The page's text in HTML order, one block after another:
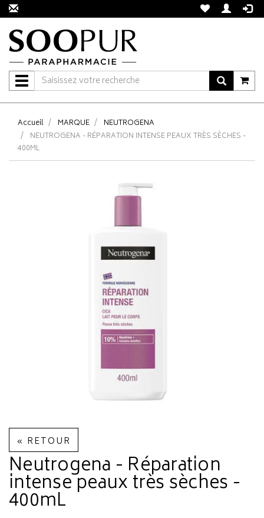
Navigation
Accueil MARQUE
NEUTROGENA
NEUTROGENA - RÉPARATION INTENSE PEAUX TRÈS SÈCHES -
400ML
« RETOUR
Neutrogena - Réparation
intense peaux très sèches -
400mL